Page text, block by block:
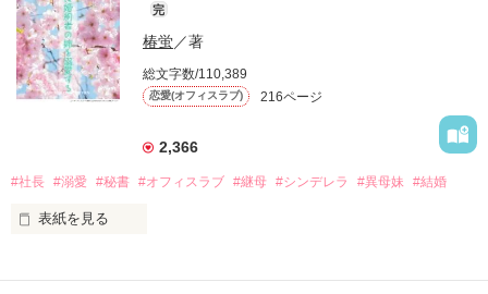
ある日、彼氏の3度目の浮気が発覚する。
「もう無理だよ」
マンションを飛び出し、ヤケ酒でも飲もうか……と、向かった
先はおしゃれなバー。
才脳外科ドクターだった。
「俺なら、君のような美人を裏切ったりはしない」
完
椿蛍／著
総文字数/110,389
恋愛(オフィスラブ) 216ページ
2,366
#社長 #溺愛 #秘書 #オフィスラブ #継母 #シンデレラ #異母妹 #結婚
表紙を見る
【黒蜜イチゴ先生】